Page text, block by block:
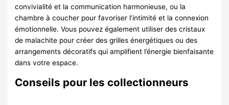
convivialité et la communication harmonieuse, ou la
chambre à coucher pour favoriser l’intimité et la connexion
émotionnelle. Vous pouvez également utiliser des cristaux
de malachite pour créer des grilles énergétiques ou des
arrangements décoratifs qui amplifient l’énergie bienfaisante
dans votre espace.
Conseils pour les collectionneurs